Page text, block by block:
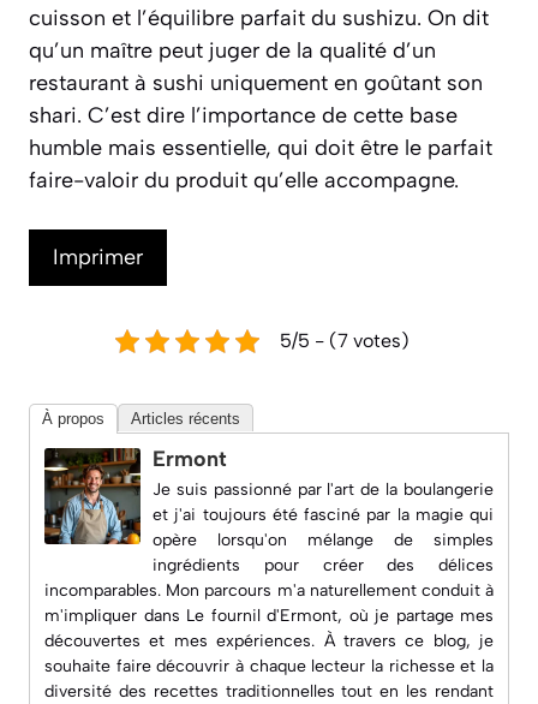
cuisson et l’équilibre parfait du sushizu. On dit
qu’un maître peut juger de la qualité d’un
restaurant à sushi uniquement en goûtant son
shari. C’est dire l’importance de cette base
humble mais essentielle, qui doit être le parfait
faire-valoir du produit qu’elle accompagne.
Imprimer
5/5 - (7 votes)
À propos Articles récents
Ermont
Je suis passionné par l'art de la boulangerie
et j'ai toujours été fasciné par la magie qui
opère lorsqu'on mélange de simples
ingrédients pour créer des délices
incomparables. Mon parcours m'a naturellement conduit à
m'impliquer dans Le fournil d'Ermont, où je partage mes
découvertes et mes expériences. À travers ce blog, je
souhaite faire découvrir à chaque lecteur la richesse et la
diversité des recettes traditionnelles tout en les rendant